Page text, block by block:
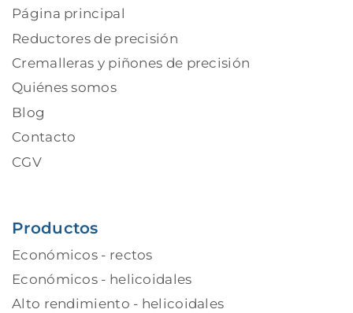
Página principal
Reductores de precisión
Cremalleras y piñones de precisión
Quiénes somos
Blog
Contacto
CGV
Productos
Económicos - rectos
Económicos - helicoidales
Alto rendimiento - helicoidales